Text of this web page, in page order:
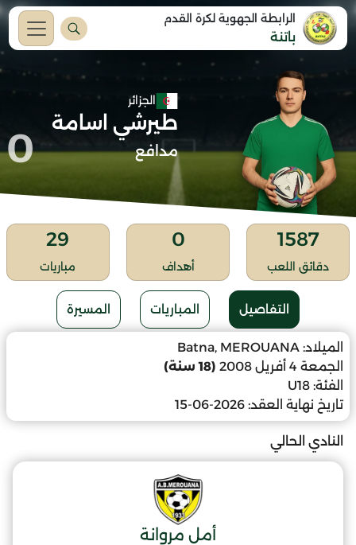
الرابطة الجهوية لكرة القدم
باتنة
الجزائر
طيرشي اسامة
مدافع 0
1587
دقائق اللعب
0
أهداف
29
مباريات
التفاصيل المباريات المسيرة
الميلاد: Batna, MEROUANA
الجمعة 4 أفريل 2008
(18 سنة)
الفئة: U18
تاريخ نهاية العقد: 2026-06-15
النادي الحالي
أمل مروانة